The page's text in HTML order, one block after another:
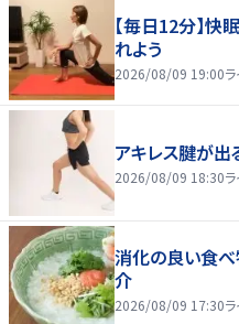
【毎日12分】快
れよう
2026/08/09 19:00
アキレス腱が
2026/08/09 18:30
消化の良い食べ
介
2026/08/09 17:30